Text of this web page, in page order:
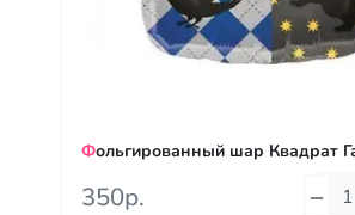
Фольгированный шар Квадрат
350р.